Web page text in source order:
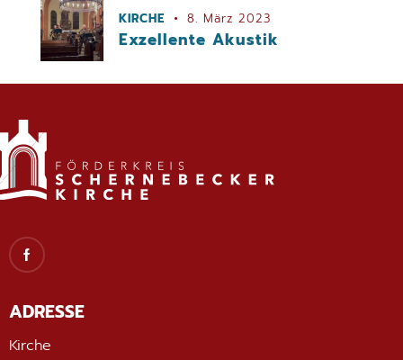
KIRCHE 8. März 2023
Exzellente Akustik
ADRESSE
Kirche